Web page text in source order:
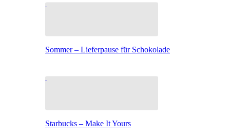
Sommer – Lieferpause für Schokolade
Starbucks – Make It Yours